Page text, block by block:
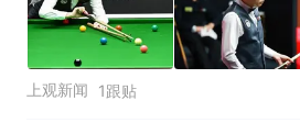
上观新闻 1跟贴